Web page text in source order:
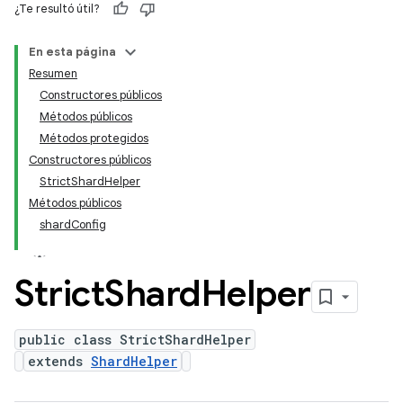
¿Te resultó útil?
En esta página
Resumen
Constructores públicos
Métodos públicos
Métodos protegidos
Constructores públicos
StrictShardHelper
Métodos públicos
shardConfig
StrictShardHelper
public class StrictShardHelper
extends ShardHelper